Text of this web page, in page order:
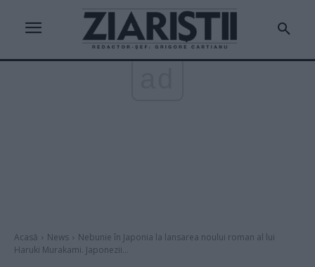
Acasă News
Nebunie în Japonia la lansarea noului roman al lui
Haruki Murakami. Japonezii...